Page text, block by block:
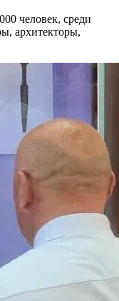
человек, среди
архитекторы,